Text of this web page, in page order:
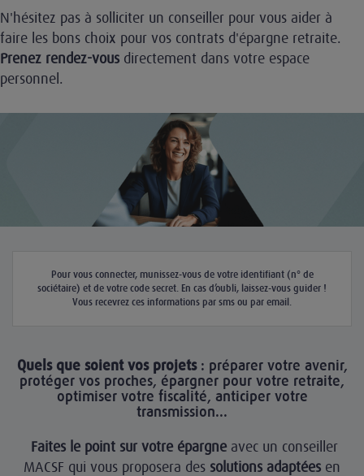
N'hésitez pas à solliciter un conseiller pour vous aider à
faire les bons choix pour vos contrats d'épargne retraite.
Prenez rendez-vous directement dans votre espace
personnel.
Pour vous connecter, munissez-vous de votre identifiant (n° de
sociétaire) et de votre code secret. En cas d’oubli, laissez-vous guider !
Vous recevrez ces informations par sms ou par email.
Quels que soient vos projets: préparer votre avenir,
protéger vos proches, épargner pour votre retraite,
optimiser votre fiscalité, anticiper votre
transmission...
Faites le point sur votre épargneavec un conseiller
MACSF qui vous proposera des solutions adaptées en